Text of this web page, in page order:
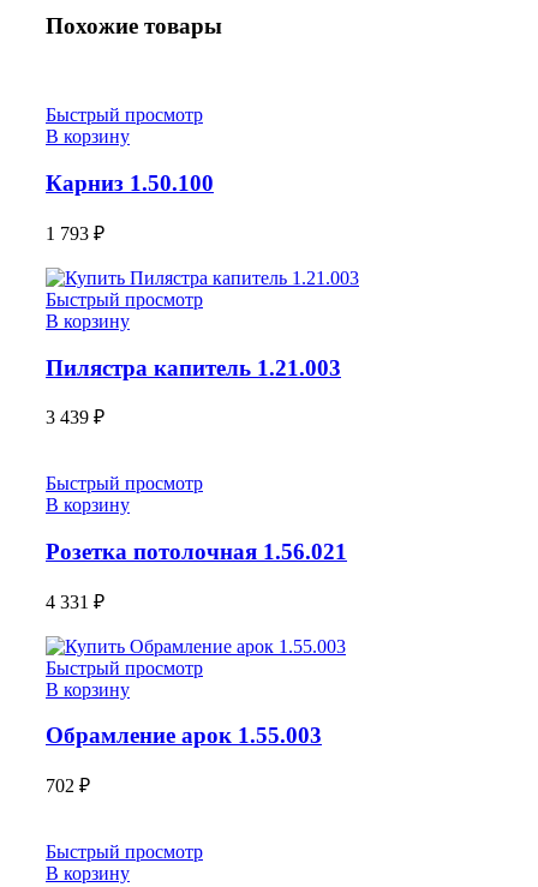
Похожие товары
Быстрый просмотр
В корзину
Карниз 1.50.100
1 793 ₽
Быстрый просмотр
В корзину
Пилястра капитель 1.21.003
3 439 ₽
Быстрый просмотр
В корзину
Розетка потолочная 1.56.021
4 331 ₽
Быстрый просмотр
В корзину
Обрамление арок 1.55.003
702 ₽
Быстрый просмотр
В корзину